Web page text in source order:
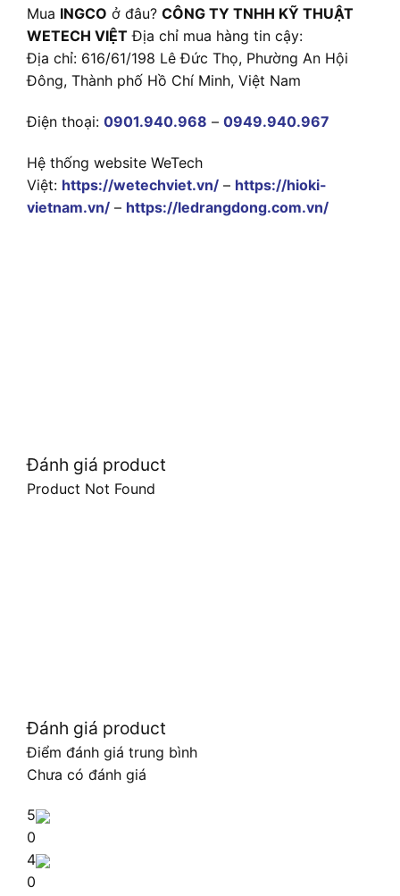
Mua INGCO ở đâu? CÔNG TY TNHH KỸ THUẬT
WETECH VIỆT Địa chỉ mua hàng tin cậy:
Địa chỉ: 616/61/198 Lê Đức Thọ, Phường An Hội
Đông, Thành phố Hồ Chí Minh, Việt Nam
Điện thoại: 0901.940.968 – 0949.940.967
Hệ thống website WeTech
Việt: https://wetechviet.vn/ – https://hioki-
vietnam.vn/ – https://ledrangdong.com.vn/
Đánh giá product
Product Not Found
Đánh giá product
Điểm đánh giá trung bình
Chưa có đánh giá
5
0
4
0